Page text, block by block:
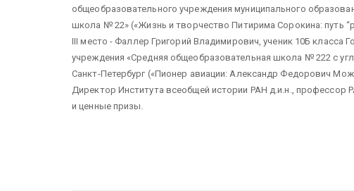
общеобразовательного учреждения муниципального
школа № 22» («Жизнь и творчество Питирима Сорокина: путь
III место - Фаллер Григорий Владимирович, ученик 10Б класса
учреждения «Средняя общеобразовательная школа № 222 с
Санкт-Петербург («Пионер авиации: Александр Федорович
Директор Института всеобщей истории РАН д.и.н.,
и ценные призы.